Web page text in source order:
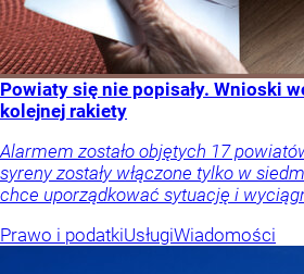
Powiaty się nie popisały. Wnioski
kolejnej rakiety
Alarmem zostało objętych 17
syreny zostały włączone tylko w
chce uporządkować sytuację i
Prawo i podatkiUsługiWiadomości